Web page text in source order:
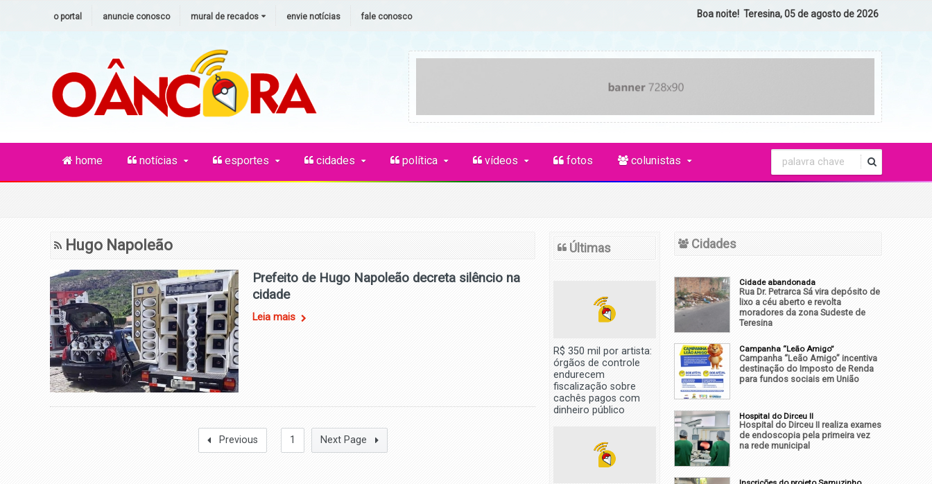
Boa noite! Teresina, 05 de agosto de 2026
o portal anuncie conosco mural de recados envie notícias fale conosco
home notícias esportes cidades política vídeos fotos colunistas
Hugo Napoleão
Prefeito de Hugo Napoleão decreta silêncio na
cidade
Leia mais
Previous 1 Next Page
Últimas
R$ 350 mil por artista:
órgãos de controle
endurecem
fiscalização sobre
cachês pagos com
dinheiro público
Cidades
Cidade abandonada
Rua Dr. Petrarca Sá vira depósito de
lixo a céu aberto e revolta
moradores da zona Sudeste de
Teresina
Campanha “Leão Amigo”
Campanha “Leão Amigo” incentiva
destinação do Imposto de Renda
para fundos sociais em União
Hospital do Dirceu II
Hospital do Dirceu II realiza exames
de endoscopia pela primeira vez
na rede municipal